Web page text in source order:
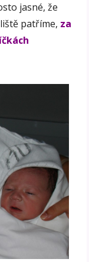
jasné, že
patříme, za